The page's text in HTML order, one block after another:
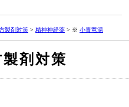
製剤対策 > 精神神経薬 > ※ 小青竜湯
剤対策